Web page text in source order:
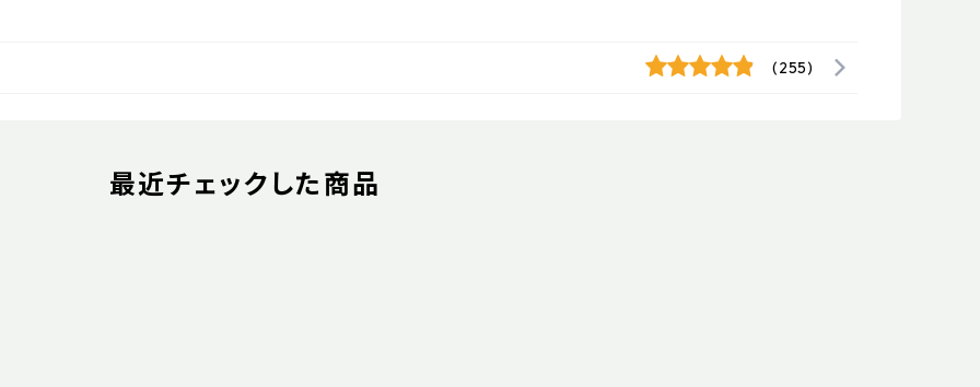
(255)
最近チェックした商品